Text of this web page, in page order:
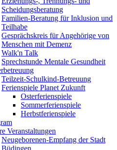
Scheidungsberatung
Familien-Beratung für Inklusion und
Teilhabe
Gesprächskreis für Angehörige von
Menschen mit Demenz
Walk'n Talk
Sprechstunde Mentale Gesundheit
Teilzeit-Schulkind-Betreuung
Ferienspiele Planet Zukunft
Osterferienspiele
Sommerferienspiele
Herbstferienspiele
Veranstaltungen
Neugeborenen-Empfang der Stadt
Büdingen